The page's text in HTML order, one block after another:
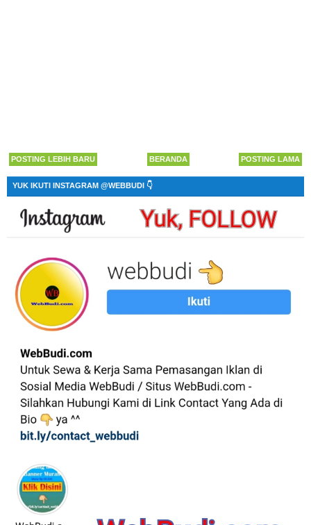
POSTING LEBIH BARU POSTING LAMA
BERANDA
YUK IKUTI INSTAGRAM @WEBBUDI 👇